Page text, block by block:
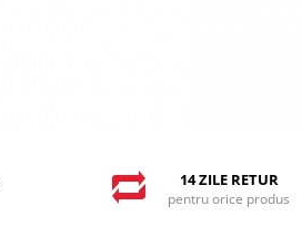
14 ZILE RETUR
pentru orice produs